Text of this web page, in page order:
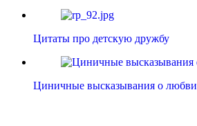
Цитаты про детскую дружбу
Циничные высказывания о любви